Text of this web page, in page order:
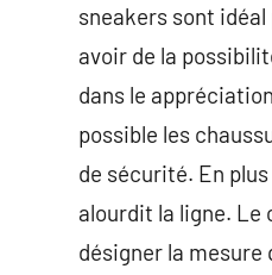
sneakers sont idéal
avoir de la
dans le
possible les
de sécurité. En
alourdit la ligne. Le
désigner la